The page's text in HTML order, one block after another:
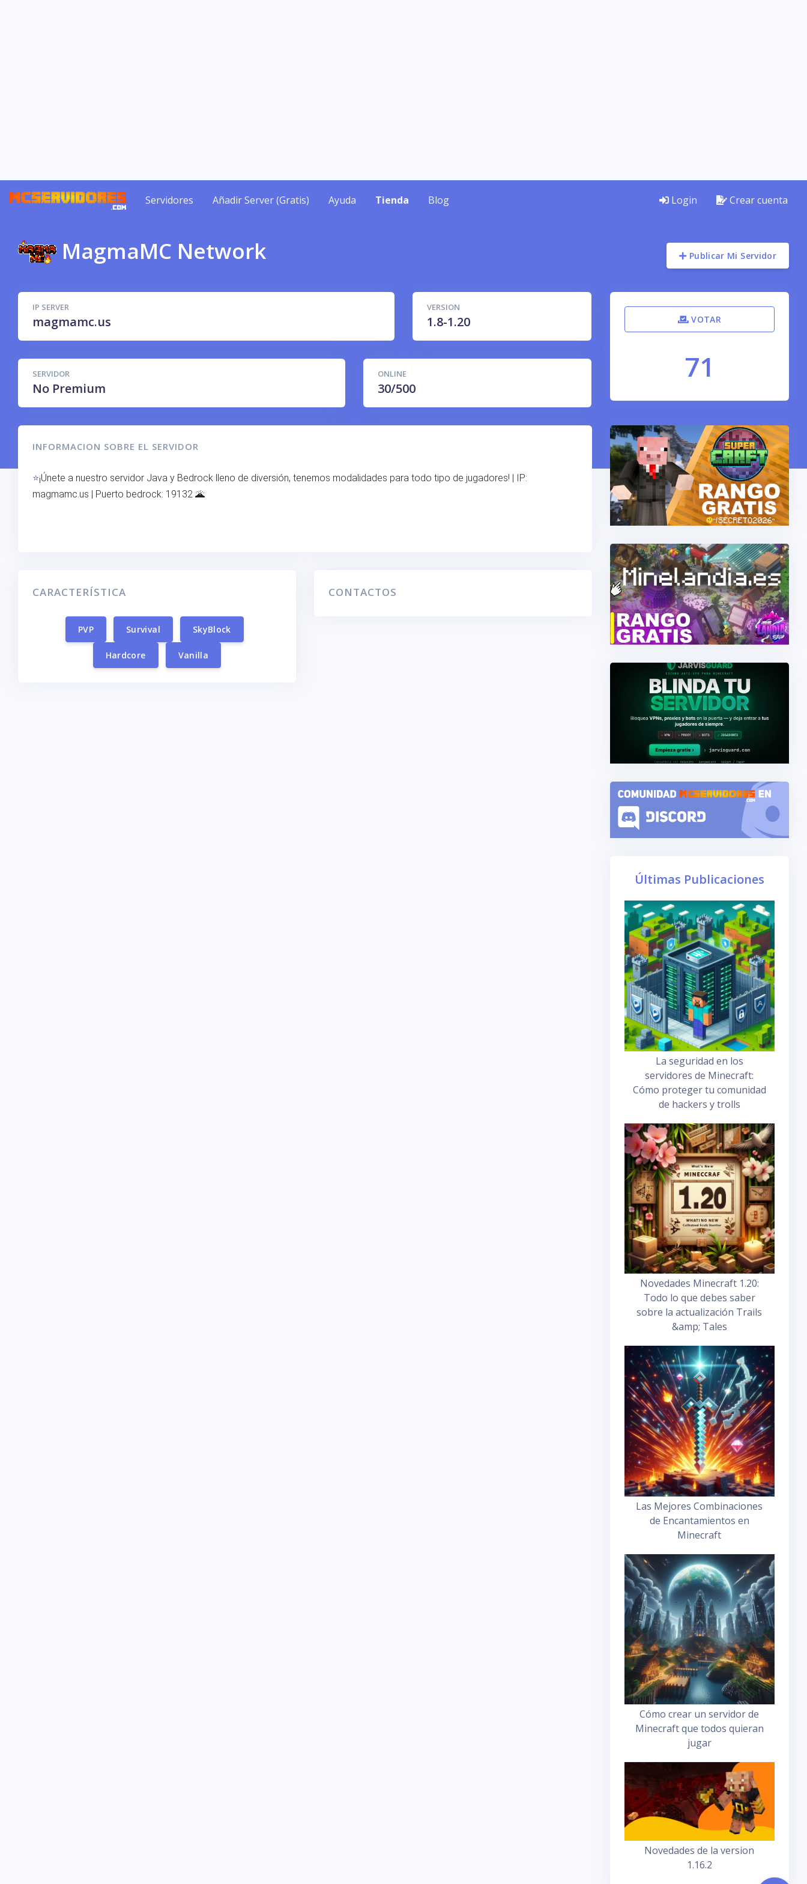
Servidores Añadir Server (Gratis) Ayuda Tienda Blog Login Crear cuenta
MagmaMC Network Publicar Mi Servidor
IP SERVER
magmamc.us
VERSION
1.8-1.20
SERVIDOR
No Premium
ONLINE
30/500
VOTAR
71
INFORMACION SOBRE EL SERVIDOR
⭐¡Únete a nuestro servidor Java y Bedrock lleno de diversión, tenemos modalidades para todo tipo de jugadores! | IP:
magmamc.us | Puerto bedrock: 19132 🌋
CARACTERÍSTICA
PVP Survival SkyBlock
Hardcore Vanilla
CONTACTOS
Últimas Publicaciones
La seguridad en los
servidores de Minecraft:
Cómo proteger tu comunidad
de hackers y trolls
Novedades Minecraft 1.20:
Todo lo que debes saber
sobre la actualización Trails
&amp; Tales
Las Mejores Combinaciones
de Encantamientos en
Minecraft
Cómo crear un servidor de
Minecraft que todos quieran
jugar
Novedades de la version
1.16.2